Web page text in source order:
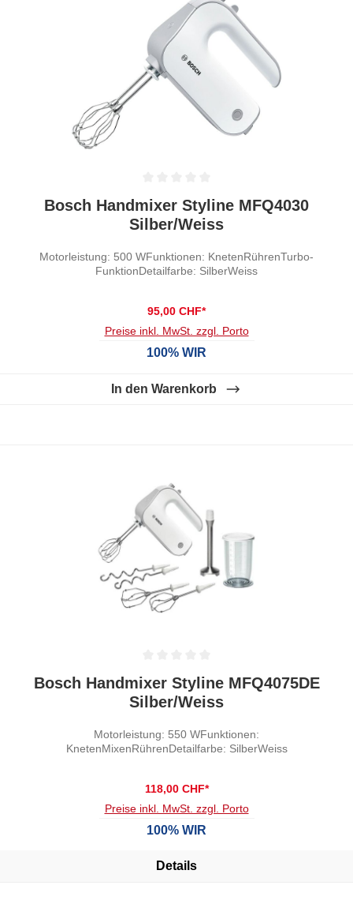
Durchschnittliche Bewertung von 0 von 5 Sternen
Bosch Handmixer Styline MFQ4030
Silber/Weiss
Motorleistung: 500 WFunktionen: KnetenRührenTurbo-
FunktionDetailfarbe: SilberWeiss
95,00 CHF*
Preise inkl. MwSt. zzgl. Porto
100% WIR
In den Warenkorb
Durchschnittliche Bewertung von 0 von 5 Sternen
Bosch Handmixer Styline MFQ4075DE
Silber/Weiss
Motorleistung: 550 WFunktionen:
KnetenMixenRührenDetailfarbe: SilberWeiss
118,00 CHF*
Preise inkl. MwSt. zzgl. Porto
100% WIR
Details